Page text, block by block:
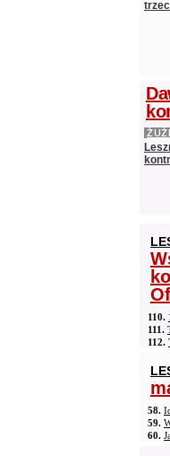
110.
111.
112.
58.
59.
60.